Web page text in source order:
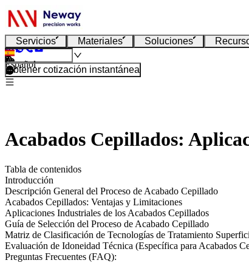
Servicios Materiales Soluciones
Español
Obtener cotización instantánea
Acabados Cepillados:
Tabla de contenidos
Introducción
Descripción General del Proceso de Acabado Cepillado
Acabados Cepillados: Ventajas y Limitaciones
Aplicaciones Industriales de los Acabados Cepillados
Guía de Selección del Proceso de Acabado Cepillado
Matriz de Clasificación de Tecnologías de Tratamiento
Evaluación de Idoneidad Técnica (Específica para Acabados
Preguntas Frecuentes (FAQ):